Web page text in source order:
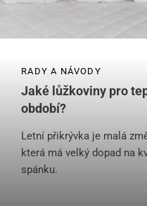
RADY A NÁVODY
Jaké lůžkoviny pro
období?
Letní přikrývka je malá
která má velký dopad na
spánku.